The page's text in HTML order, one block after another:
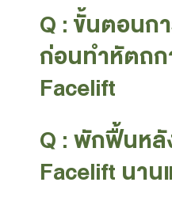
Q : ขั้นตอนก
ก่อนทำหัตถ
Facelift
Q : พักฟื้นหลั
Facelift นาน